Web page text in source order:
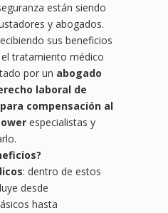
están siendo
y abogados.
sus beneficios
tratamiento médico
por un abogado
laboral de
compensación al
especialistas y
: dentro de estos
desde
hasta